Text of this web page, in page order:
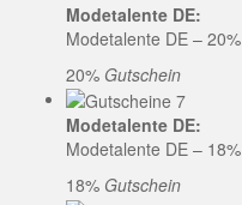
Modetalente DE:
Modetalente DE – 20%
20% Gutschein
Modetalente DE:
Modetalente DE – 18%
18% Gutschein